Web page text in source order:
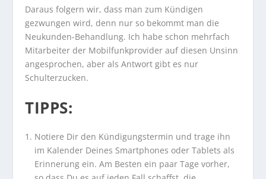
Daraus folgern wir, dass man zum Kündigen
gezwungen wird, denn nur so bekommt man die
Neukunden-Behandlung. Ich habe schon mehrfach
Mitarbeiter der Mobilfunkprovider auf diesen Unsinn
angesprochen, aber als Antwort gibt es nur
Schulterzucken.
TIPPS:
Notiere Dir den Kündigungstermin und trage ihn
im Kalender Deines Smartphones oder Tablets als
Erinnerung ein. Am Besten ein paar Tage vorher,